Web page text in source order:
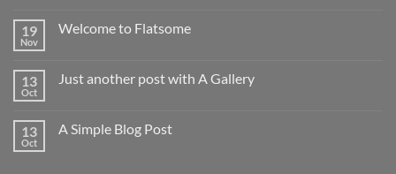
19
Nov
Welcome to Flatsome
Welcome
13
Oct
Just another post with A Gallery
Just
13
Oct
A Simple Blog Post